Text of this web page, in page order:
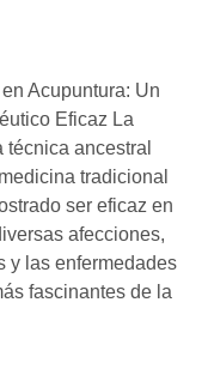
Acupuntura: Un
Eficaz La
ancestral
tradicional
ser eficaz en
afecciones,
y las enfermedades
fascinantes de la